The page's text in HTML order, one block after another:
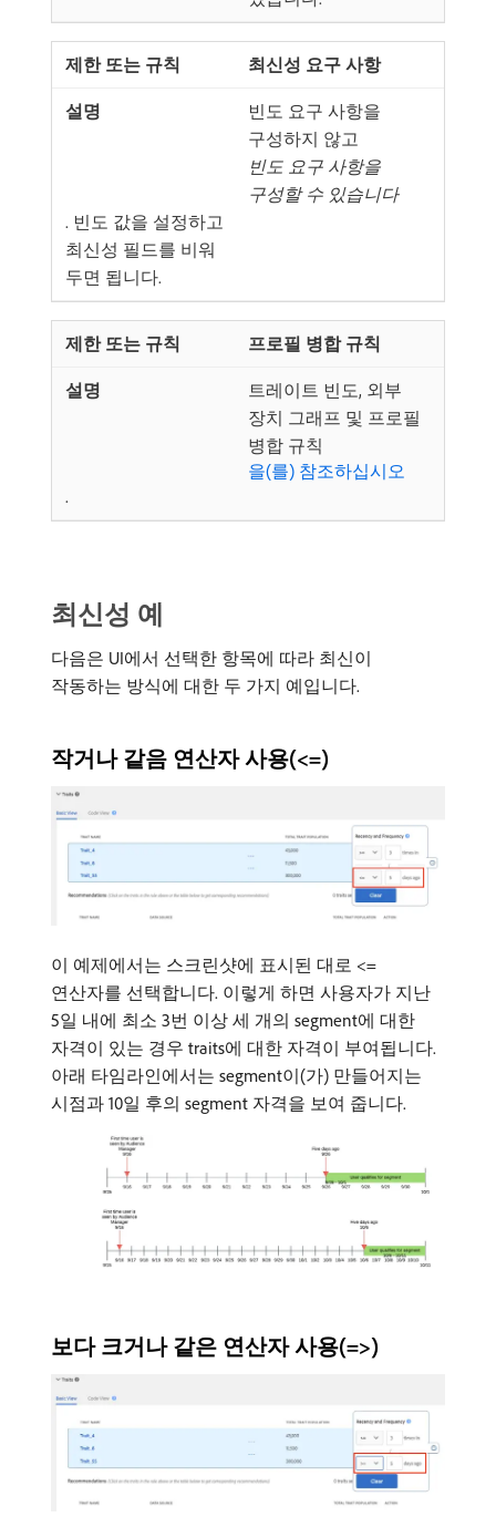
최신성 요구 사항
빈도 요구 사항을
구성하지 않고
빈도 요구 사항을
구성할 수 있습니다
. 빈도 값을 설정하고
최신성 필드를 비워
두면 됩니다.
프로필 병합 규칙
트레이트 빈도, 외부
장치 그래프 및 프로필
병합 규칙
을(를) 참조하십시오
.
최신성 예
다음은 UI에서 선택한 항목에 따라 최신이
작동하는 방식에 대한 두 가지 예입니다.
작거나 같음 연산자 사용(<=)
이 예제에서는 스크린샷에 표시된 대로 <=
연산자를 선택합니다. 이렇게 하면 사용자가 지난
5일 내에 최소 3번 이상 세 개의 segment에 대한
자격이 있는 경우 traits에 대한 자격이 부여됩니다.
아래 타임라인에서는 segment이(가) 만들어지는
시점과 10일 후의 segment 자격을 보여 줍니다.
보다 크거나 같은 연산자 사용(=>)